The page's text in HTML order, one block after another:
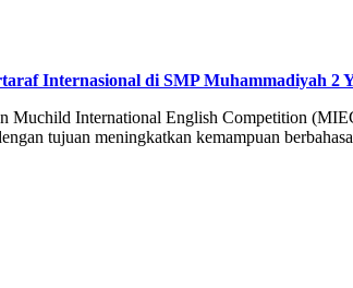
Internasional di SMP Muhammadiyah 2
Muchild International English Competition
tujuan meningkatkan kemampuan